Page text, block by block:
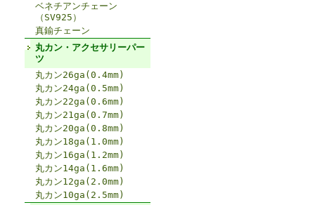
ベネチアンチェーン
（SV925）
真鍮チェーン
丸カン・アクセサリーパー
ツ
丸カン26ga(0.4mm)
丸カン24ga(0.5mm)
丸カン22ga(0.6mm)
丸カン21ga(0.7mm)
丸カン20ga(0.8mm)
丸カン18ga(1.0mm)
丸カン16ga(1.2mm)
丸カン14ga(1.6mm)
丸カン12ga(2.0mm)
丸カン10ga(2.5mm)